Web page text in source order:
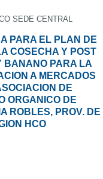
SEDE CENTRAL
PARA EL PLAN DE
COSECHA Y POST
BANANO PARA LA
A MERCADOS
DE
ORGANICO DE
ROBLES, PROV. DE
HCO